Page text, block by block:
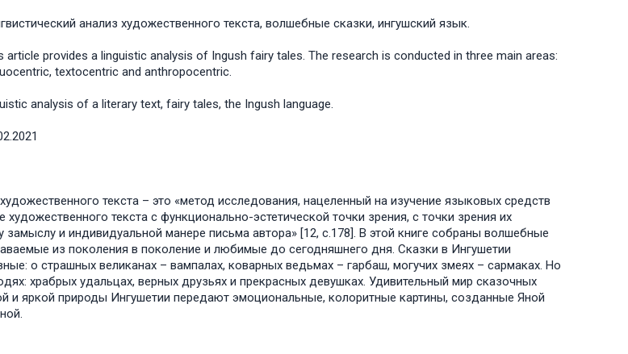
анализ художественного текста, волшебные сказки, ингушский язык.
article provides a linguistic analysis of Ingush fairy tales. The research is conducted in three main areas:
textocentric and anthropocentric.
analysis of a literary text, fairy tales, the Ingush language.
текста – это «метод исследования, нацеленный на изучение языковых средств
художественного текста с функционально-эстетической точки зрения, с точки зрения их
замыслу и индивидуальной манере письма автора» [12, с.178]. В этой книге собраны волшебные
из поколения в поколение и любимые до сегодняшнего дня. Сказки в Ингушетии
о страшных великанах – вампалах, коварных ведьмах – гарбаш, могучих змеях – сармаках. Но
храбрых удальцах, верных друзьях и прекрасных девушках. Удивительный мир сказочных
и яркой природы Ингушетии передают эмоциональные, колоритные картины, созданные Яной